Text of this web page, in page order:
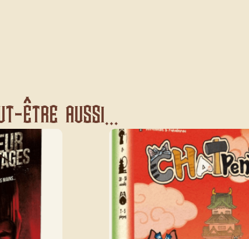
être aussi...